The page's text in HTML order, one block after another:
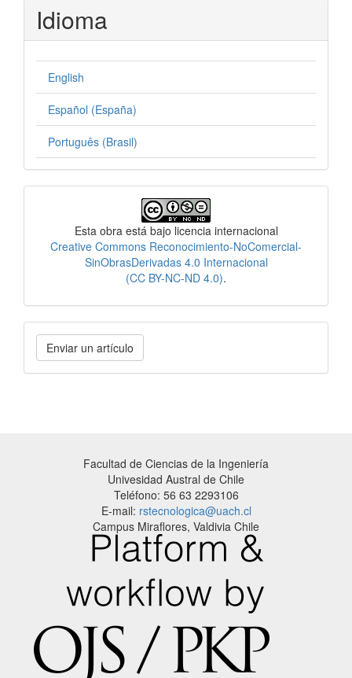
Idioma
English
Español (España)
Português (Brasil)
Esta obra está bajo licencia internacional
Creative Commons Reconocimiento-NoComercial-
SinObrasDerivadas 4.0 Internacional
(CC BY-NC-ND 4.0).
Enviar
unEnviar un artículo
Facultad de Ciencias de la Ingeniería
Univesidad Austral de Chile
Teléfono: 56 63 2293106
E-mail: rstecnologica@uach.cl
Campus Miraflores, Valdivia Chile